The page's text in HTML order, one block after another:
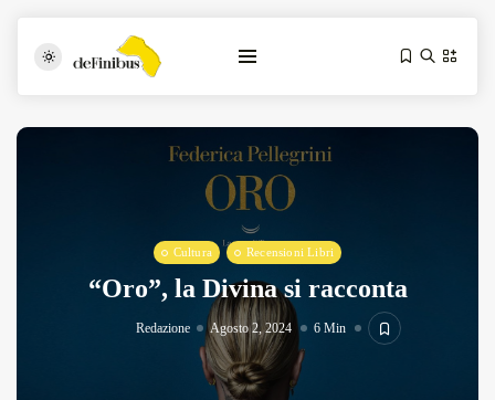
Iosonouncane A Lecce: Concerto Acustico...
13 Min
Cultura Recensioni Libri
“Oro”, la Divina si racconta
Redazione Agosto 2, 2024 6 Min